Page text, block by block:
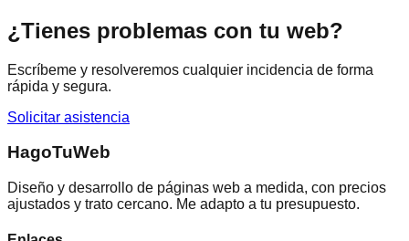
¿Tienes problemas con tu web?
Escríbeme y resolveremos cualquier incidencia de forma
rápida y segura.
Solicitar asistencia
HagoTuWeb
Diseño y desarrollo de páginas web a medida, con precios
ajustados y trato cercano. Me adapto a tu presupuesto.